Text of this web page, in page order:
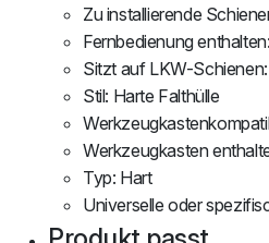
Zu installierende
Fernbedienung
Sitzt auf LKW-
Stil: Harte Falthülle
Werkzeugkasten
Typ: Hart
Universelle oder